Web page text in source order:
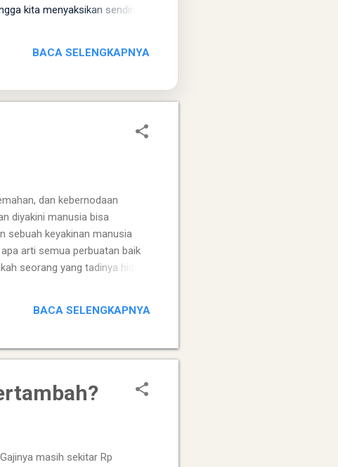
kita menyaksikan sendiri
(keledai, kayu,
BACA SELENGKAPNYA
dan kebernodaan
diyakini manusia bisa
sebuah keyakinan manusia
arti semua perbuatan baik
seorang yang tadinya hidup
hal manusia mengenalNya
manusia semua sudah
BACA SELENGKAPNYA
masih sekitar Rp